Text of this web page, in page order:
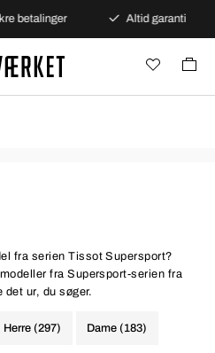
betalinger Altid garanti
fra serien Tissot Supersport?
fra Supersport-serien fra
ur, du søger.
Herre (297) Dame (183)